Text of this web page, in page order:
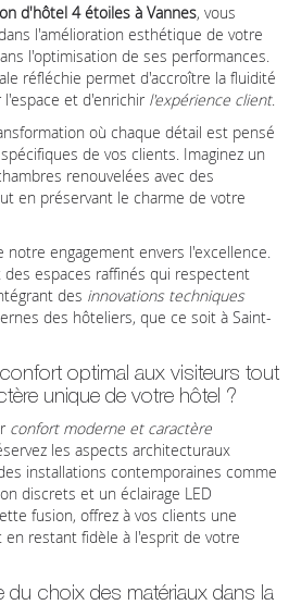
d'hôtel 4 étoiles à Vannes, vous
l'amélioration esthétique de votre
l'optimisation de ses performances.
réfléchie permet d'accroître la fluidité
et d'enrichir l'expérience client.
où chaque détail est pensé
de vos clients. Imaginez un
renouvelées avec des
en préservant le charme de votre
notre engagement envers l'excellence.
espaces raffinés qui respectent
des innovations techniques
des hôteliers, que ce soit à Saint-
optimal aux visiteurs tout
unique de votre hôtel ?
confort moderne et caractère
les aspects architecturaux
installations contemporaines comme
discrets et un éclairage LED
fusion, offrez à vos clients une
restant fidèle à l'esprit de votre
du choix des matériaux dans la